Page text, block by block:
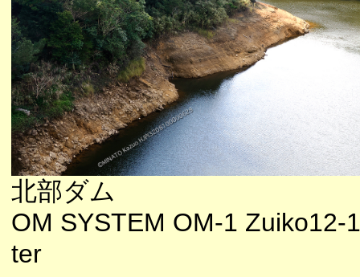
北部ダム
OM SYSTEM OM-1 Zuiko12-
ter